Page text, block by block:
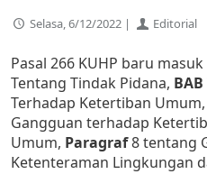
Selasa, 6/12/2022 | Editorial
Pasal 266 KUHP baru
Tentang Tindak Pidana, BAB
Terhadap Ketertiban Umum,
Gangguan terhadap
Umum, Paragraf8 tentang
Ketenteraman Lingkungan